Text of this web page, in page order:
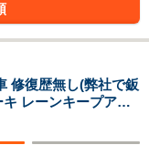
復歴無し(弊社で鈑
レーンキープアシ
ラレコ フルセグTV